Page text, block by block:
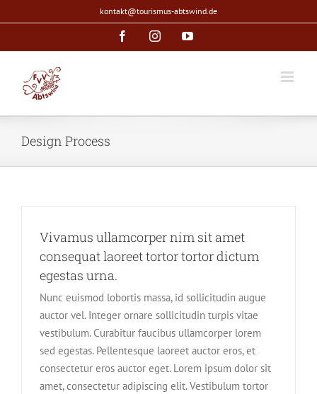
Inhalt
kontakt@tourismus-abtswind.de
FacebookInstagramYouTube
Design Process
Vivamus ullamcorper nim sit amet
consequat laoreet tortor tortor dictum
egestas urna.
Nunc euismod lobortis massa, id sollicitudin augue
auctor vel. Integer ornare sollicitudin turpis vitae
vestibulum. Curabitur faucibus ullamcorper lorem
sed egestas. Pellentesque laoreet auctor eros, et
consectetur eros auctor eget. Lorem ipsum dolor sit
amet, consectetur adipiscing elit. Vestibulum tortor